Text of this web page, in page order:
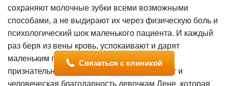
сохраняют молочные зубки всеми возможными
способами, а не выдирают их через физическую боль и
психологический шок маленького пациента. И каждый
раз беря из вены кровь, успокаивают и дарят
маленьким пациентам в знак доброты и
признательности подарки. Огромный привет и
человеческая благодарность девочкам Лене ,которая
Связаться с клиникой